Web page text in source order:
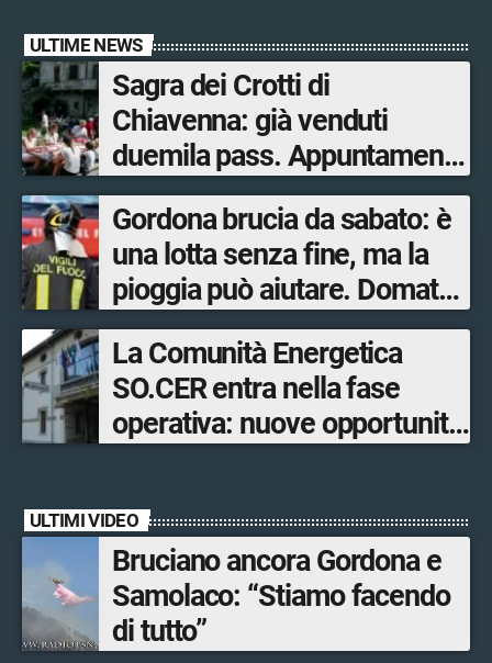
ULTIME NEWS
Sagra dei Crotti di
Chiavenna: già venduti
duemila pass. Appuntamento
il 5-6 e il 12-13 settembre.
Gordona brucia da sabato: è
una lotta senza fine, ma la
pioggia può aiutare. Domato
l’incendio a Novate Mezzola
La Comunità Energetica
SO.CER entra nella fase
operativa: nuove opportunità
ULTIMI VIDEO
Bruciano ancora Gordona e
Samolaco: “Stiamo facendo
di tutto”